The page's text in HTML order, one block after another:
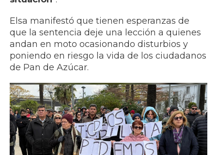
Elsa manifestó que tienen esperanzas de
que la sentencia deje una lección a quienes
andan en moto ocasionando disturbios y
poniendo en riesgo la vida de los ciudadanos
de Pan de Azúcar.